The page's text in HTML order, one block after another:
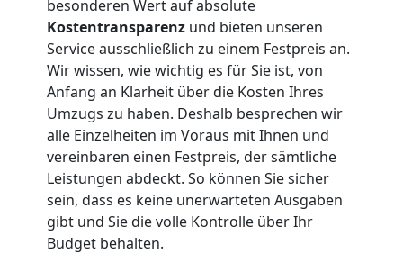
besonderen Wert auf absolute
Kostentransparenz und bieten unseren
Service ausschließlich zu einem Festpreis an.
Wir wissen, wie wichtig es für Sie ist, von
Anfang an Klarheit über die Kosten Ihres
Umzugs zu haben. Deshalb besprechen wir
alle Einzelheiten im Voraus mit Ihnen und
vereinbaren einen Festpreis, der sämtliche
Leistungen abdeckt. So können Sie sicher
sein, dass es keine unerwarteten Ausgaben
gibt und Sie die volle Kontrolle über Ihr
Budget behalten.
Wolfsberg
Tragehilfe
Wolfsberg
Kleiner
Umzug